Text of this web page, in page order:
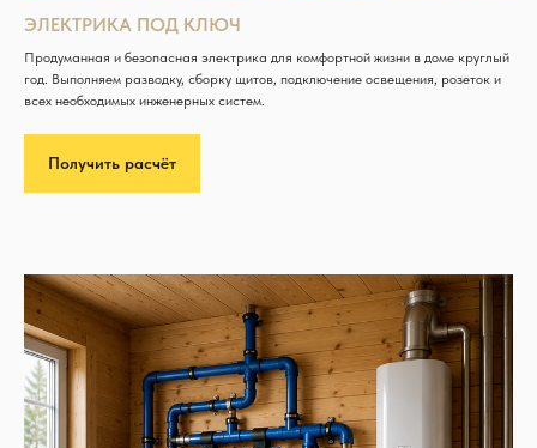
ЭЛЕКТРИКА ПОД КЛЮЧ
Продуманная и безопасная электрика для комфортной жизни в доме круглый
год. Выполняем разводку, сборку щитов, подключение освещения, розеток и
всех необходимых инженерных систем.
Получить расчёт